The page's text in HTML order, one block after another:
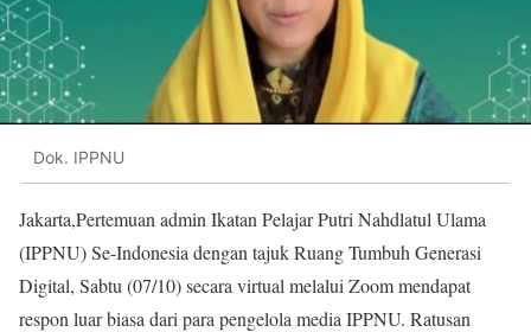
Dok. IPPNU
Jakarta,Pertemuan admin Ikatan Pelajar Putri Nahdlatul Ulama
(IPPNU) Se-Indonesia dengan tajuk Ruang Tumbuh Generasi
Digital, Sabtu (07/10) secara virtual melalui Zoom mendapat
respon luar biasa dari para pengelola media IPPNU. Ratusan